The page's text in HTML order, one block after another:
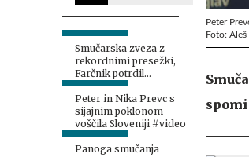
Smučarska zveza z
rekordnimi presežki,
Farčnik potrdil
kandidaturo za
predsednika IBU
Peter in Nika Prevc s
sijajnim poklonom
voščila Sloveniji #video
Panoga smučanja
Peter
Foto: Aleš